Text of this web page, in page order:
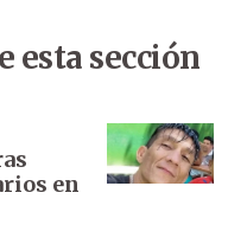
esta sección
en